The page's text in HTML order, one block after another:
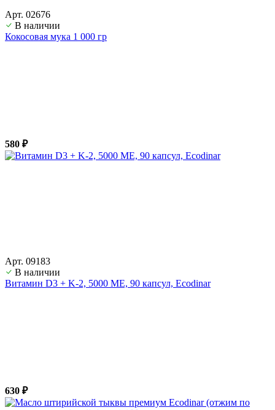
Арт. 02676
В наличии
Кокосовая мука 1 000 гр
580 ₽
Арт. 09183
В наличии
Витамин D3 + K-2, 5000 ME, 90 капсул, Ecodinar
630 ₽